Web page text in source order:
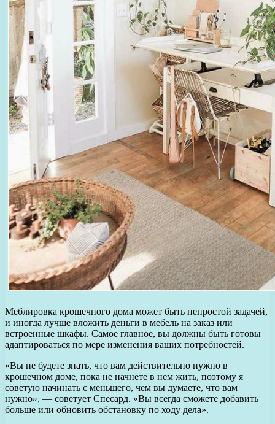
Меблировка крошечного дома может быть непростой задачей,
и иногда лучше вложить деньги в мебель на заказ или
встроенные шкафы. Самое главное, вы должны быть готовы
адаптироваться по мере изменения ваших потребностей.
«Вы не будете знать, что вам действительно нужно в
крошечном доме, пока не начнете в нем жить, поэтому я
советую начинать с меньшего, чем вы думаете, что вам
нужно», — советует Спесард. «Вы всегда сможете добавить
больше или обновить обстановку по ходу дела».